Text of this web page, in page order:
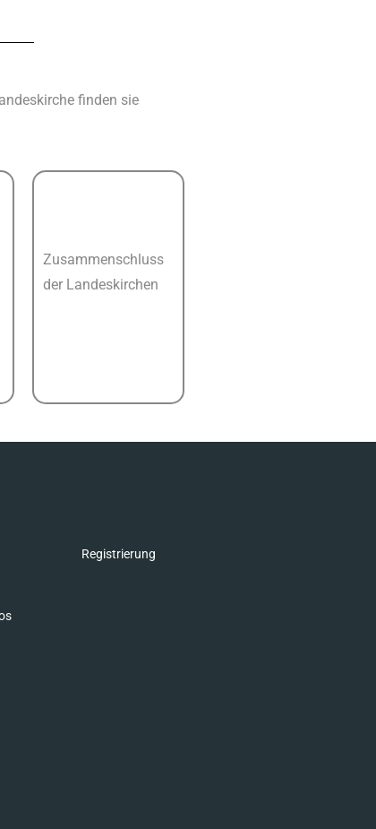
finden sie
Zusammenschluss
der Landeskirchen
Registrierung